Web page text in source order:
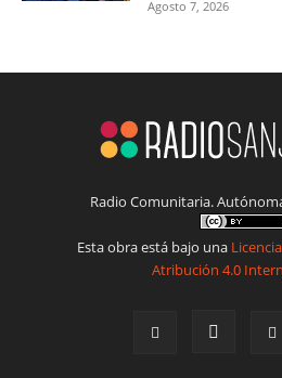
Agosto 7, 2026
Radio Comunitaria.
Esta obra está bajo una
Atribución 4.0